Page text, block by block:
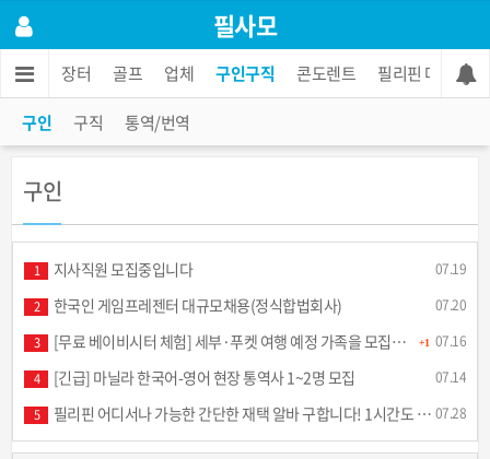
필사모
재능 장터 골프 업체 구인구직 콘도렌트 필리핀 마사지
구인 구직 통역/번역
구인
07.19
1 지사직원 모집중입니다
07.20
2 한국인 게임프레젠터 대규모채용(정식합법회사)
+1 07.16
3 [무료 베이비시터 체험] 세부·푸켓 여행 예정 가족을 모집합니다
07.14
4 [긴급] 마닐라 한국어-영어 현장 통역사 1~2명 모집
07.28
5 필리핀 어디서나 가능한 간단한 재택 알바 구합니다! 1시간도 안걸립니다.